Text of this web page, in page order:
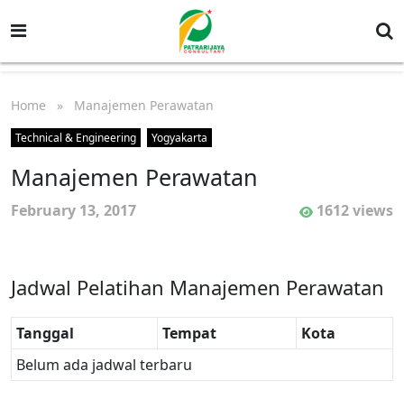
Home » Manajemen Perawatan
Technical & Engineering Yogyakarta
Manajemen Perawatan
February 13, 2017 1612 views
Jadwal Pelatihan Manajemen Perawatan
Tanggal Tempat
Kota
Belum ada jadwal terbaru